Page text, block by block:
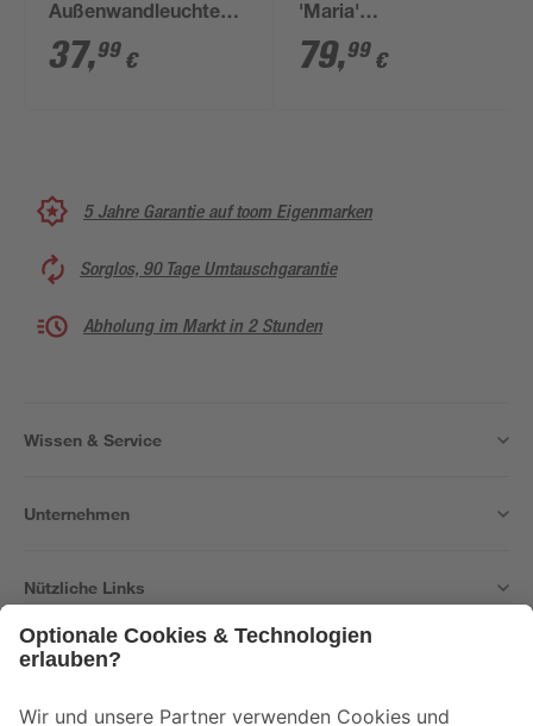
Außenwandleuchte
'Madriz' 3,6 W 740 lm
warmweiß IP 44 5 x
37,99 €
'Maria'
aluminiumfarben 57 x
120 x 57 cm 29,5 W
79,99 €
5 Jahre Garantie auf toom Eigenmarken
Sorglos, 90 Tage Umtauschgarantie
Abholung im Markt in 2 Stunden
Wissen & Service
Unternehmen
Nützliche Links
Der toom Newsletter: Keine Angebote und Aktionen mehr verpassen!